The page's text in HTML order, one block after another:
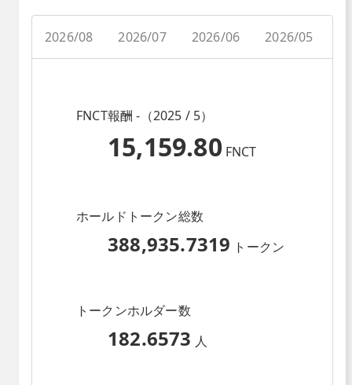
2026/08 2026/07 2026/06 2026/05
FNCT報酬 -（2025 / 5）
15,159.80 FNCT
ホールドトークン総数
388,935.7319 トークン
トークンホルダー数
182.6573 人